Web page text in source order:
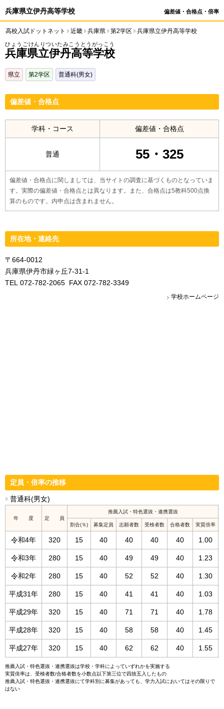
兵庫県立伊丹高等学校 偏差値・合格点・倍率
高校入試ドットネット 近畿 兵庫県 第2学区 兵庫県立伊丹高等学校
兵庫県立伊丹高等学校
ひょうごけんりついたみこうとうがっこう
県立 第2学区 普通科(男女)
偏差値・合格点
学科・コース 偏差値・合格点
普通 55・325
偏差値・合格点に関しましては、当サイトの調査に基づくものとなっていま
す。実際の偏差値・合格点とは異なります。また、合格点は5教科500点換
算のものです。内申点は含まれません。
所在地・連絡先
〒664-0012
兵庫県伊丹市緑ヶ丘7-31-1
TEL 072-782-2065 FAX 072-782-3349
学校ホームページ
定員・倍率の推移
普通科(男女)
年 度 定 員
推薦入試・特色選抜・連携選抜
割合(％) 募集定員 志願者数 受検者数 合格者数 実質倍率
令和4年 320 15 40 40 40 40 1.00
令和3年 280 15 40 49 49 40 1.23
令和2年 280 15 40 52 52 40 1.30
平成31年 280 15 40 41 41 40 1.03
平成29年 320 15 40 71 71 40 1.78
平成28年 320 15 40 58 58 40 1.45
平成27年 320 15 40 62 62 40 1.55
推薦入試・特色選抜・連携選抜は学校・学科によっていずれかを実施する
実質倍率は、受検者数/合格者数を小数点以下第三位で四捨五入したもの
推薦入試・特色選抜・連携選抜にて学科別に募集があっても、学力入試においてはその限りで
はない